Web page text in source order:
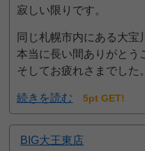
寂しい限りです。
同じ札幌市内にある大宝
本当に長い間ありがとう
そしてお疲れさまでした。
続きを読む 5pt GET!
BIG大王東店